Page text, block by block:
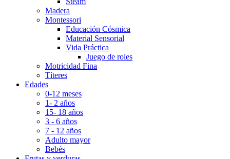
Madera
Montessori
Educación Cósmica
Material Sensorial
Vida Práctica
Juego de roles
Motricidad Fina
Títeres
Edades
0-12 meses
1- 2 años
15- 18 años
3 - 6 años
7 - 12 años
Adulto mayor
Bebés